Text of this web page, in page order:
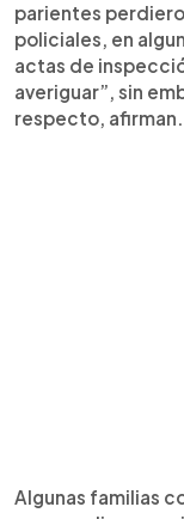
parientes
policiales, en
actas de
averiguar”, sin
respecto, afirman.
Algunas familias